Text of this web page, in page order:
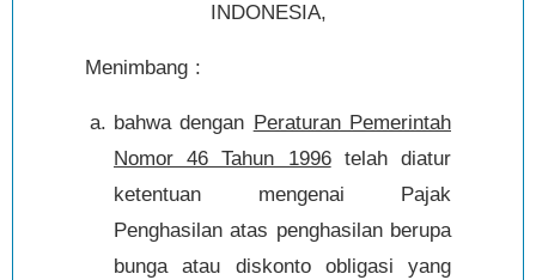
INDONESIA,
Menimbang :
bahwa dengan Peraturan Pemerintah
Nomor 46 Tahun 1996telah diatur
ketentuan mengenai Pajak
Penghasilan atas penghasilan berupa
bunga atau diskonto obligasi yang